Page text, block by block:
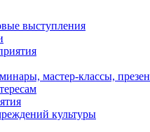
выступления
мастер-классы,
культуры